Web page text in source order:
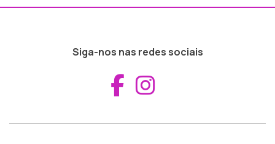
Siga-nos nas redes sociais
Aceder ao